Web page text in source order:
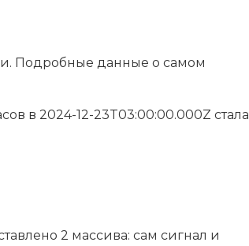
Подробные данные о самом
в 2024-12-23T03:00:00.000Z стала
2 массива: сам сигнал и